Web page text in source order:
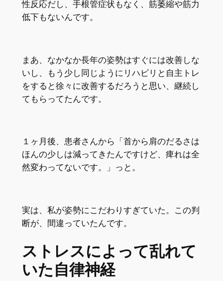
性反応だし、手根管症状もなく、筋萎縮や筋力
低下もないんです。
まあ、なかなか長年の姿勢はすぐには改善しな
いし、もう少し同じようにリハビリと自主トレ
をすると徐々に改善するだろうと思い、継続し
てもらってたんです。
１ヶ月後、患者さんから「首から肩のだるさは
ほんの少しは減ってきたんですけど、痺れは全
然変わってないです。」っと。
実は、私が姿勢にこだわりすぎていた。この判
断が、間違っていたんです。
ストレスによって乱れて
いた自律神経